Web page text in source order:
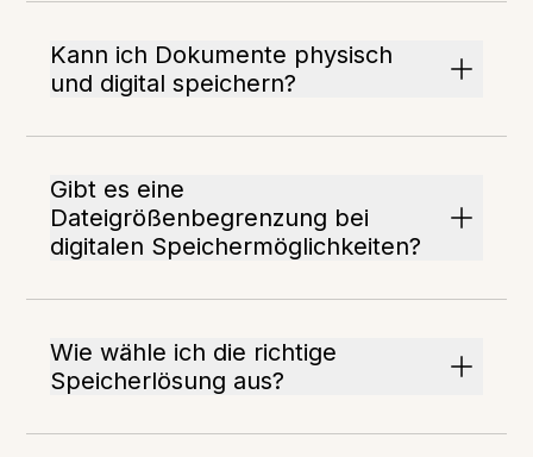
Kann ich Dokumente physisch
und digital speichern?
Gibt es eine
Dateigrößenbegrenzung bei
digitalen Speichermöglichkeiten?
Wie wähle ich die richtige
Speicherlösung aus?